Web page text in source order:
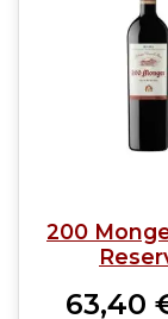
200
63,40